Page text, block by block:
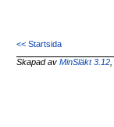
<< Startsida
Skapad avMinSläkt 3.12